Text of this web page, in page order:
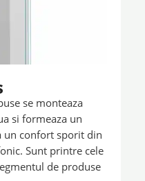
se monteaza
si formeaza un
un confort sporit din
Sunt printre cele
de produse